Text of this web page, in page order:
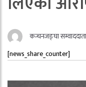
कन्चनजङ्घा सम्वाददाता
[news_share_counter]